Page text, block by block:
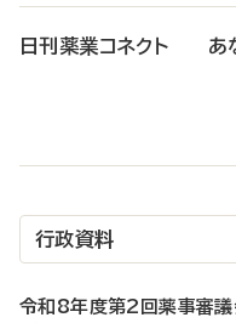
日刊薬業コネクト あ
行政資料
令和8年度第2回薬事審議